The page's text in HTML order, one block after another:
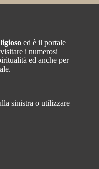
ed è il portale
i numerosi
ed anche per
sinistra o utilizzare